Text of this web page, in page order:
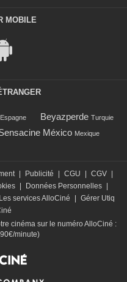
MOBILE
Espagne Beyazperde Turquie
México Mexique
Publicité CGU CGV
Données Personnelles
Les services AlloCiné
Gérer Utiq
cinéma sur le numéro AlloCiné :
minute)